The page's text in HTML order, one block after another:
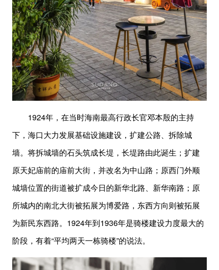
1924年，在当时海南最高行政长官邓本殷的主持
下，海口大力发展基础设施建设，扩建公路、拆除城
墙。将拆城墙的石头筑成长堤，长堤路由此诞生；扩建
原天妃庙前的庙前大街，并改名为中山路；原西门外顺
城墙位置的街道被扩成今日的新华北路、新华南路；原
所城内的南北大街被拓展为博爱路，东西方向则被拓展
为新民东西路。1924年到1936年是骑楼建设力度最大的
阶段，有着“平均两天一栋骑楼”的说法。